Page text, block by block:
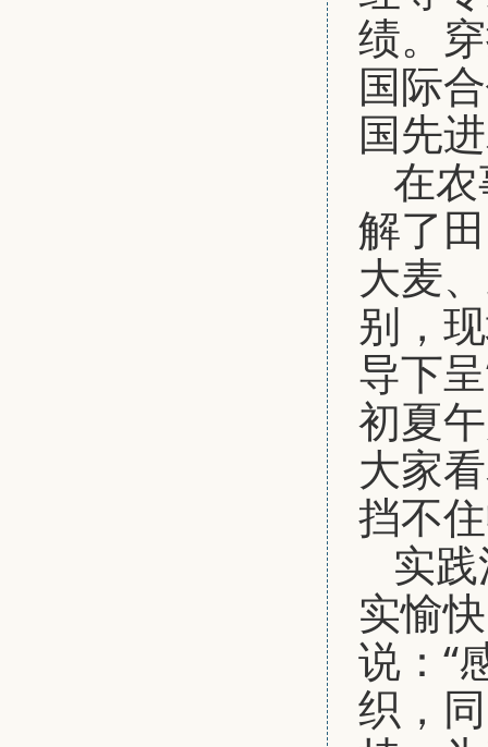
绩。
国际
国先
在
解了
大麦
别，
导下
初夏
大家
挡不
实
实愉
说：“
织，